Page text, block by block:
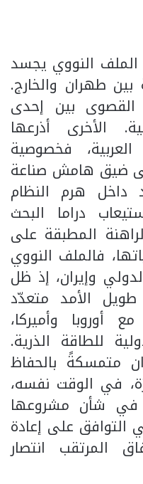
النووي يجسد
طهران والخارج.
القصوى بين إحدى
الأخرى أذرعها
فخصوصية
ضيق هامش صناعة
داخل هرم النظام
دراما البحث
المطبقة على
فالملف النووي
وإيران، إذ ظل
الأمد متعدّد
أوروبا وأميركا،
للطاقة الذرية.
متمسكةً بالحفاظ
في الوقت نفسه،
في شأن مشروعها
التوافق على إعادة
المرتقب انتصار